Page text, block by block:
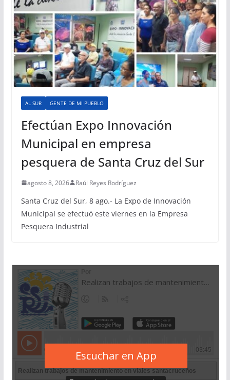
AL SUR GENTE DE MI PUEBLO
Efectúan Expo Innovación
Municipal en empresa
pesquera de Santa Cruz del Sur
agosto 8, 2026 Raúl Reyes Rodríguez
Santa Cruz del Sur, 8 ago.- La Expo de Innovación
Municipal se efectuó este viernes en la Empresa
Pesquera Industrial